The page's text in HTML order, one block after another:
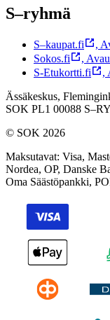
S–ryhmä
S–kaupat.fi ,
Sokos.fi
,
S-Etukortti.fi
,
Ässäkeskus,
SOK PL1 00088
© SOK 2026
Maksutavat: Visa,
Nordea, OP, Danske
Oma Säästöpankki,